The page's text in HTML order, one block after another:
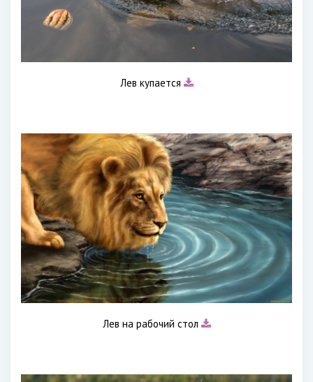
Лев купается
Лев на рабочий стол